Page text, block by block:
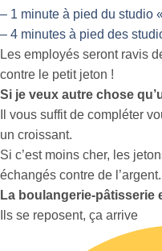
– 1 minute à pied du studio «
– 4 minutes à pied des
Les employés seront ravis
contre le petit jeton !
Si je veux autre chose
Il vous suffit de compléter
un croissant.
Si c’est moins cher, les
échangés contre de l’argent.
La boulangerie-pâtisserie
Ils se reposent, ça arrive